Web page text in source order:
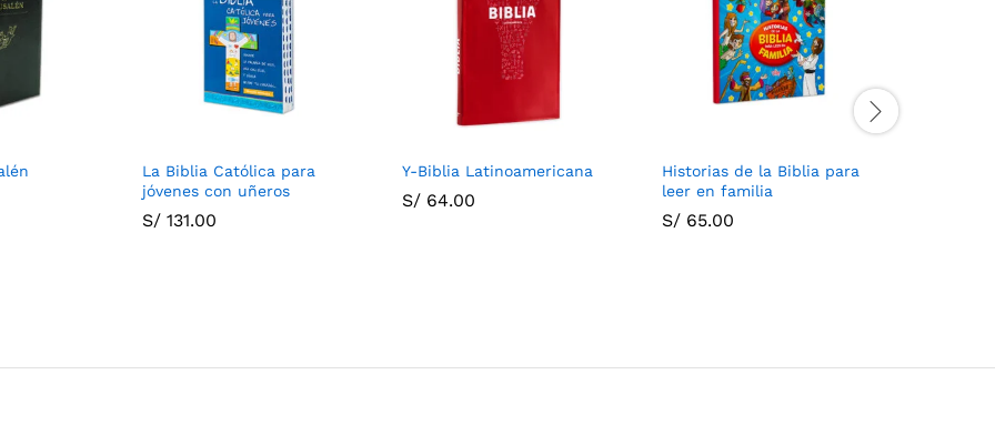
La Biblia Católica para
jóvenes con uñeros
S/ 131.00
Y-Biblia Latinoamericana
S/ 64.00
Historias de la Biblia para
leer en familia
S/ 65.00